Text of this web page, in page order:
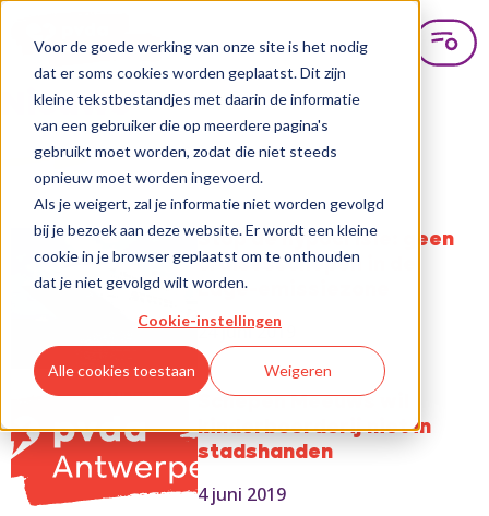
Voor de goede werking van onze site is het nodig
dat er soms cookies worden geplaatst. Dit zijn
kleine tekstbestandjes met daarin de informatie
van een gebruiker die op meerdere pagina's
gebruikt moet worden, zodat die niet steeds
opnieuw moet worden ingevoerd.
Als je weigert, zal je informatie niet worden gevolgd
bij je bezoek aan deze website. Er wordt een kleine
cookie in je browser geplaatst om te onthouden
dat je niet gevolgd wilt worden.
Cookie-instellingen
Alle cookies toestaan Weigeren
Nieuws
Stop de hypocrisie: geen
cruisesschepen in de
Lage-emissiezone
24 juni 2019
Schepen Meeuws wil
kinderboerderij niet in
stadshanden
4 juni 2019